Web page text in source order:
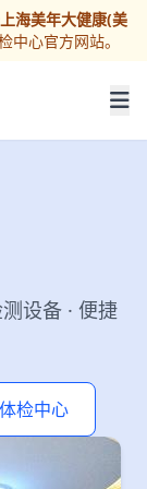
海美年大健康(美
中心官方网站。
设备 · 便捷
检中心